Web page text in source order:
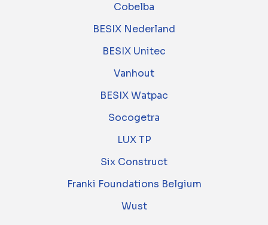
Cobelba
BESIX Nederland
BESIX Unitec
Vanhout
BESIX Watpac
Socogetra
LUX TP
Six Construct
Franki Foundations Belgium
Wust